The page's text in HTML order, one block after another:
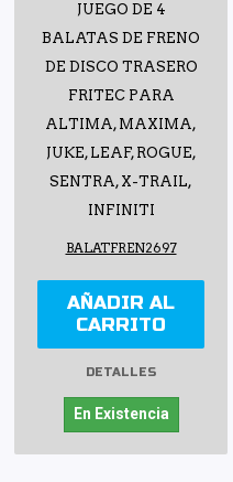
JUEGO DE 4
BALATAS DE FRENO
DE DISCO TRASERO
FRITEC PARA
ALTIMA, MAXIMA,
JUKE, LEAF, ROGUE,
SENTRA, X-TRAIL,
INFINITI
BALATFREN2697
AÑADIR AL
CARRITO
DETALLES
En Existencia